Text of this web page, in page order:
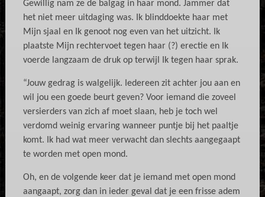
Gewillig nam ze de balgag in haar mond. Jammer dat
het niet meer uitdaging was. Ik blinddoekte haar met
Mijn sjaal en Ik genoot nog even van het uitzicht. Ik
plaatste Mijn rechtervoet tegen haar (?) erectie en Ik
voerde langzaam de druk op terwijl Ik tegen haar sprak.
“Jouw gedrag is walgelijk. Iedereen zit achter jou aan en
wil jou een goede beurt geven? Voor iemand die zoveel
versierders van zich af moet slaan, heb je toch wel
verdomd weinig ervaring wanneer puntje bij het paaltje
komt. Ik had wat meer verwacht dan slechts aangegaapt
te worden met open mond.
Oh, en de volgende keer dat je iemand met open mond
aangaapt, zorg dan in ieder geval dat je een frisse adem